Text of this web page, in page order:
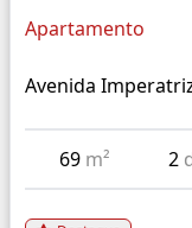
Apartamento
Avenida
69 m² 2